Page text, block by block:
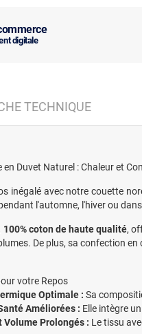
digitale
TECHNIQUE
en Duvet Naturel : Chaleur et
inégalé avec notre couette
l'automne, l'hiver ou
100% coton de haute qualité,
De plus, sa confection
votre Repos
Optimale : Sa
Améliorées : Elle intègre
Volume Prolongés : Le tissu